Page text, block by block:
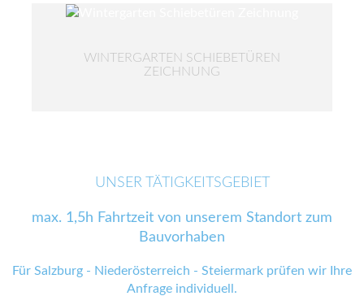
WINTERGARTEN SCHIEBETÜREN
ZEICHNUNG
UNSER TÄTIGKEITSGEBIET
max. 1,5h Fahrtzeit von unserem Standort zum
Bauvorhaben
Für Salzburg - Niederösterreich - Steiermark prüfen wir Ihre
Anfrage individuell.